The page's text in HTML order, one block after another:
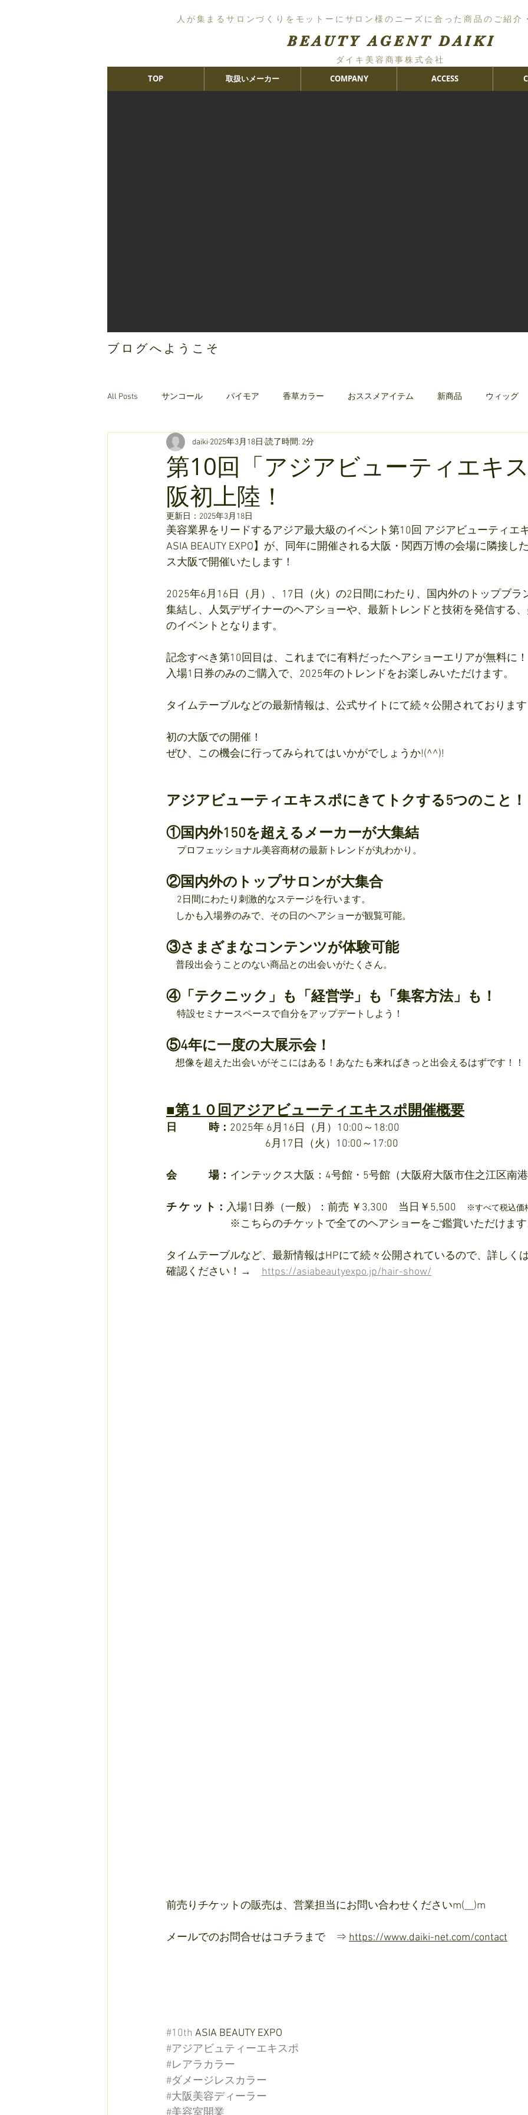
人が集まるサロンづくりをモットーにサロン様のニーズに合った商品のご紹介
BEAUTY AGENT DAIKI
TOP 取扱いメーカー COMPANY ACCESS
ダイキ美容商事株式会社
ブログへようこそ
All Posts サンコール パイモア 香草カラー おススメアイテム 新商品 ウィッグ
オリジナルヘアケア クリレージュ
第10回「アジアビューティエキ
阪初上陸！
daiki 2025年3月18日 読了時間: 2分
更新日： 2025年3月18日
美容業界をリードするアジア最大級のイベント第10回 アジアビューティエ
ASIA BEAUTY EXPO】が、同年に開催される大阪・関西万博の会場に隣接し
ス大阪で開催いたします！
2025年6月16日（月）、17日（火）の2日間にわたり、国内外のトップブラ
集結し、人気デザイナーのヘアショーや、最新トレンドと技術を発信する
のイベントとなります。
記念すべき第10回目は、これまでに有料だったヘアショーエリアが無料に
入場1日券のみのご購入で、2025年のトレンドをお楽しみいただけます。
タイムテーブルなどの最新情報は、公式サイトにて続々公開されておりま
初の大阪での開催！
ぜひ、この機会に行ってみられてはいかがでしょうか!(^^)!
アジアビューティエキスポにきてトクする5つのこと
①国内外150を超えるメーカーが大集結
プロフェッショナル美容商材の最新トレンドが丸わかり。
②国内外のトップサロンが大集合
2日間にわたり刺激的なステージを行います。
しかも入場券のみで、その日のヘアショーが観覧可能。
③さまざまなコンテンツが体験可能
普段出会うことのない商品との出会いがたくさん。
④「テクニック」も「経営学」も「集客方法」も！
特設セミナースペースで自分をアップデートしよう！
⑤4年に一度の大展示会！
想像を超えた出会いがそこにはある！あなたも来ればきっと出会えるはずです！！
■第１０回アジアビューティエキスポ開催概要
日　　　時： 2025年 6月16日（月）10:00～18:00
6月17日（火）10:00～17:00
会　　　場： インテックス大阪：4号館・5号館（大阪府大阪市住之江区南
チ ケ ッ ト： 入場1日券（一般）：前売 ￥3,300　当日￥5,500 ※すべて税込価
※こちらのチケットで全てのヘアショーをご鑑賞いただけます
タイムテーブルなど、最新情報はHPにて続々公開されているので、詳しく
確認ください！→ https://asiabeautyexpo.jp/hair-show/
前売りチケットの販売は、営業担当にお問い合わせくださいm(__)m
メールでのお問合せはコチラまで　⇒ https://www.daiki-net.com/contact
#10th ASIA BEAUTY EXPO
#アジアビュティーエキスポ
#レアラカラー
#ダメージレスカラー
#大阪美容ディーラー